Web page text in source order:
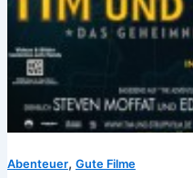
Abenteuer, Gute Filme